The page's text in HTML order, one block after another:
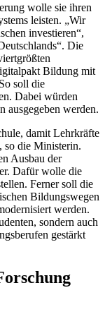
wolle sie ihren
leisten. „Wir
investieren“,
Die
Bildung mit
soll die
Dabei würden
ausgegeben werden.
damit Lehrkräfte
so die Ministerin.
Ausbau der
Dafür wolle die
Ferner soll die
Bildungswegen
werden.
sondern auch
gestärkt